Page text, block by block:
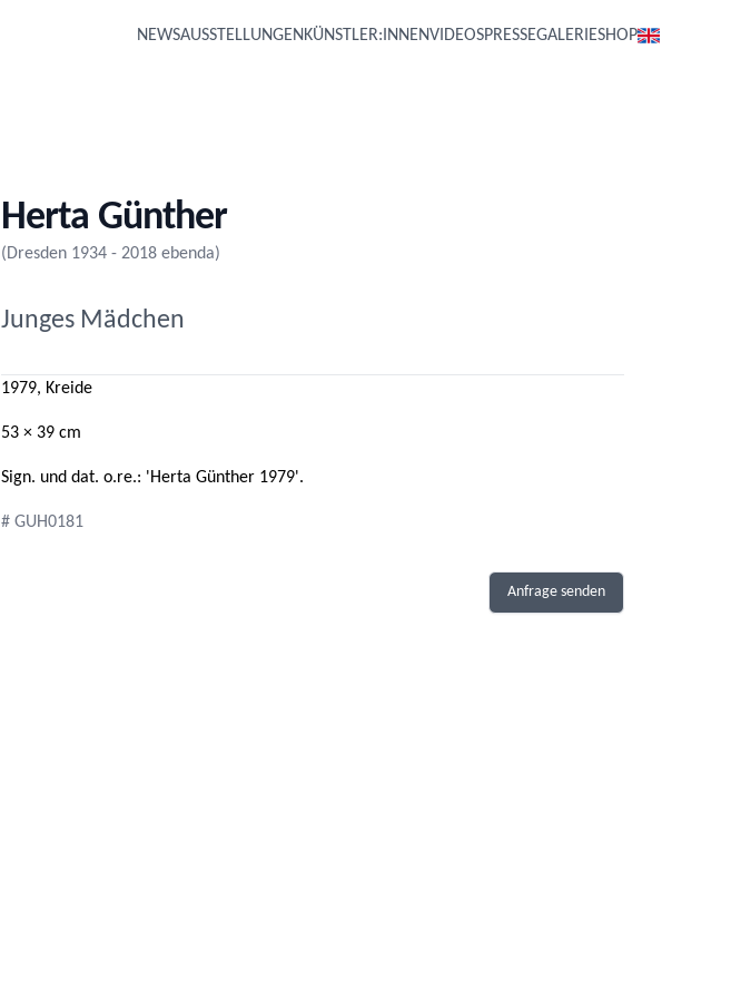
NEWSAUSSTELLUNGEN KÜNSTLER:INNENVIDEOSPRESSEGALERIESHOP
Herta Günther
(Dresden 1934 - 2018 ebenda)
Junges Mädchen
1979, Kreide
53 × 39 cm
Sign. und dat. o.re.: 'Herta Günther 1979'.
# GUH0181
Anfrage senden